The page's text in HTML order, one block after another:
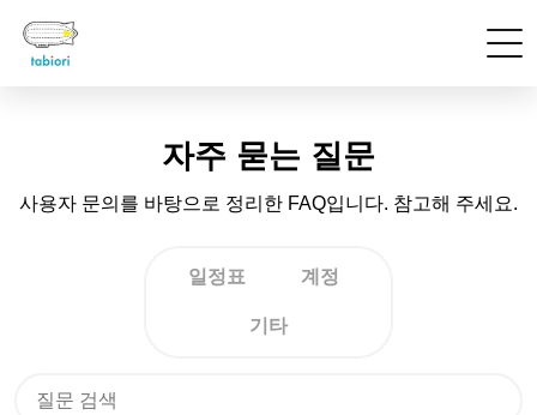
자주 묻는 질문
사용자 문의를 바탕으로 정리한 FAQ입니다. 참고해 주세요.
일정표 계정
기타